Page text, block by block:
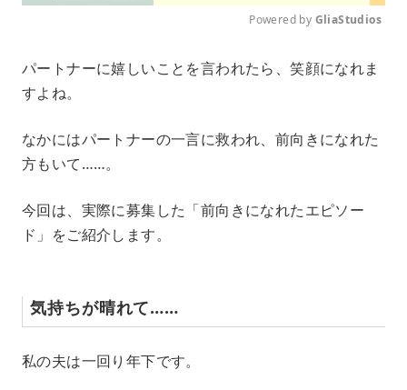
u
Powered by GliaStudios
パートナーに嬉しいことを言われたら、笑顔になれま
すよね。
なかにはパートナーの一言に救われ、前向きになれた
方もいて……。
今回は、実際に募集した「前向きになれたエピソー
ド」をご紹介します。
気持ちが晴れて……
私の夫は一回り年下です。